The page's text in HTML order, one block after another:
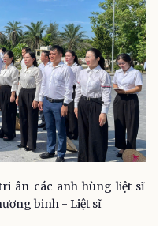
ân các anh hùng liệt sĩ
binh - Liệt sĩ